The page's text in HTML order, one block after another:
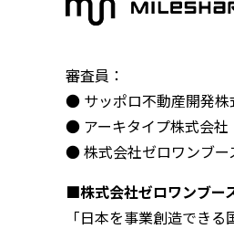
審査員：
● サッポロ不動産開発
● アーキタイプ株式会
● 株式会社ゼロワンブー
■株式会社ゼロワンブー
「日本を事業創造でき